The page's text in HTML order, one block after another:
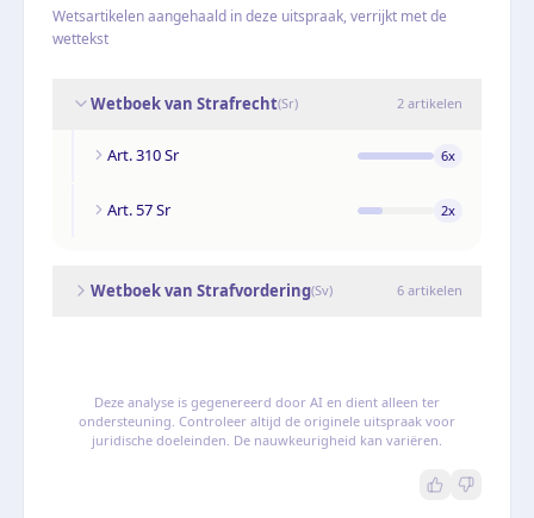
Wetsartikelen aangehaald in deze uitspraak, verrijkt met de
wettekst
Wetboek van Strafrecht(Sr) 2 artikelen
Art. 310 Sr 6x
Art. 57 Sr 2x
Wetboek van Strafvordering(Sv) 6 artikelen
Deze analyse is gegenereerd door AI en dient alleen ter
ondersteuning. Controleer altijd de originele uitspraak voor
juridische doeleinden. De nauwkeurigheid kan variëren.